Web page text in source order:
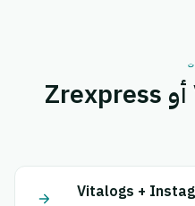
قم بإقران Vitalogs أو Zrexpress
Vitalogs +